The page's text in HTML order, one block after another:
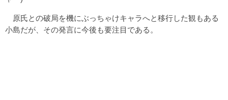
原氏との破局を機にぶっちゃけキャラへと移行した観もある
小島だが、その発言に今後も要注目である。